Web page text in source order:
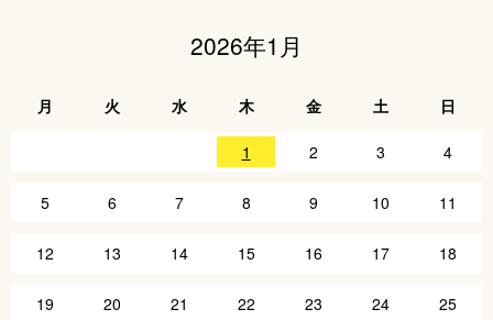
2026年1月
月 火 水 木 金 土 日
1 2 3 4
5 6 7 8 9 10 11
12 13 14 15 16 17 18
19 20 21 22 23 24 25